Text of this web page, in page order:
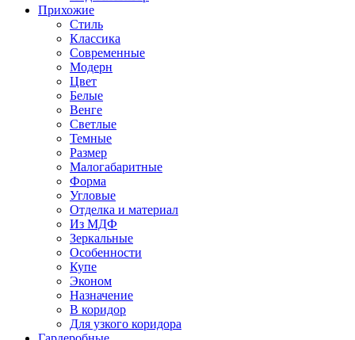
Прихожие
Стиль
Классика
Современные
Модерн
Цвет
Белые
Венге
Светлые
Темные
Размер
Малогабаритные
Форма
Угловые
Отделка и материал
Из МДФ
Зеркальные
Особенности
Купе
Эконом
Назначение
В коридор
Для узкого коридора